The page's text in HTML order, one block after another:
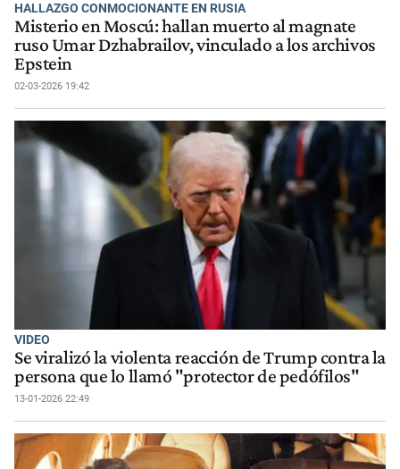
HALLAZGO CONMOCIONANTE EN RUSIA
Misterio en Moscú: hallan muerto al magnate
ruso Umar Dzhabrailov, vinculado a los archivos
Epstein
02-03-2026 19:42
VIDEO
Se viralizó la violenta reacción de Trump contra la
persona que lo llamó "protector de pedófilos"
13-01-2026 22:49